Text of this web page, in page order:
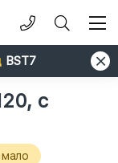
BST7
с
мало